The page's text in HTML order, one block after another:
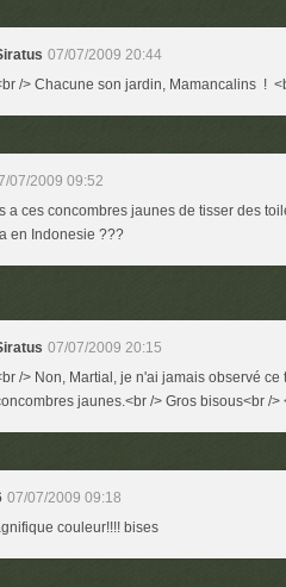
07/07/2009 20:44
/> Chacune son jardin, Mamancalins !
07/2009 09:52
a ces concombres jaunes de tisser des
en Indonesie ???
07/07/2009 20:15
/> Non, Martial, je n'ai jamais observé
jaunes.<br /> Gros bisous<br />
07/07/2009 09:18
couleur!!!! bises